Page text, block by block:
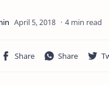
4 min read